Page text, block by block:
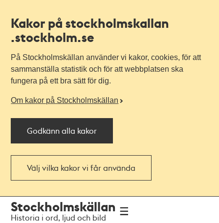
Kakor på stockholmskallan
.stockholm.se
På Stockholmskällan använder vi kakor, cookies, för att
sammanställa statistik och för att webbplatsen ska
fungera på ett bra sätt för dig.
Om kakor på Stockholmskällan
Godkänn alla kakor
Välj vilka kakor vi får använda
navigationen
huvudinnehållet
Stockholmskällan
Historia i ord, ljud och bild